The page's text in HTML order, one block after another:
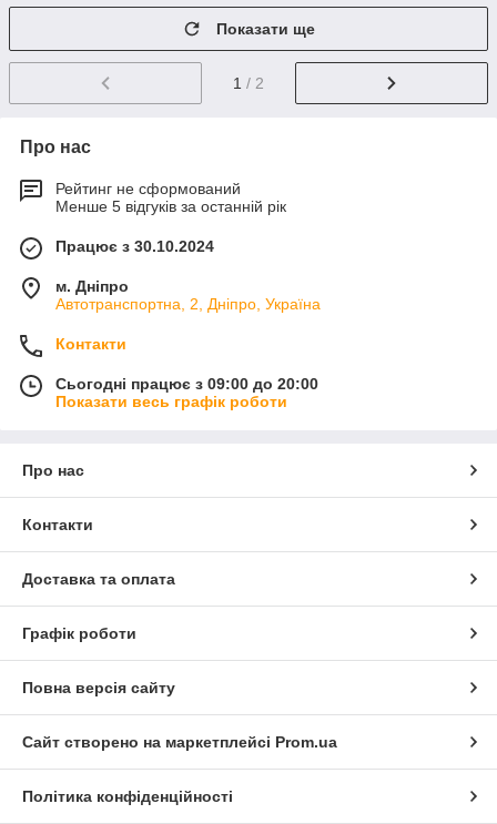
Показати ще
1 / 2
Про нас
Рейтинг не сформований
Менше 5 відгуків за останній рік
Працює з 30.10.2024
м. Дніпро
Автотранспортна, 2, Дніпро, Україна
Контакти
Сьогодні працює з 09:00 до 20:00
Показати весь графік роботи
Про нас
Контакти
Доставка та оплата
Графік роботи
Повна версія сайту
Сайт створено на маркетплейсі Prom.ua
Політика конфіденційності